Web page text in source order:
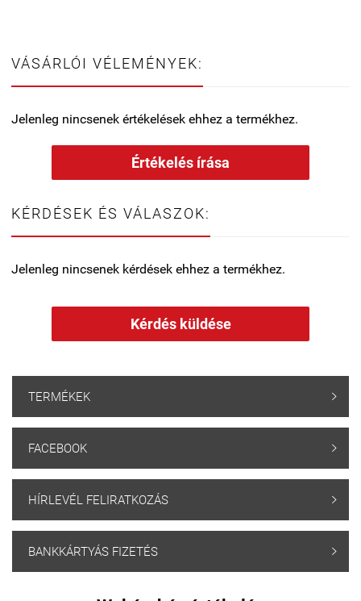
VÁSÁRLÓI VÉLEMÉNYEK:
Jelenleg nincsenek értékelések ehhez a termékhez.
Értékelés írása
KÉRDÉSEK ÉS VÁLASZOK:
Jelenleg nincsenek kérdések ehhez a termékhez.
Kérdés küldése
TERMÉKEK 
FACEBOOK 
HÍRLEVÉL FELIRATKOZÁS 
BANKKÁRTYÁS FIZETÉS 